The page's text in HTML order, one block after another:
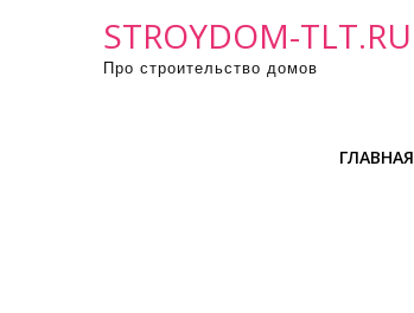
STROYDOM-TLT.RU
Про строительство домов
ГЛАВНАЯ